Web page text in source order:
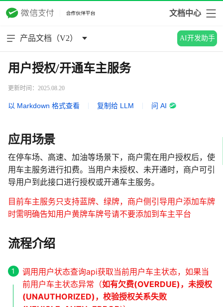
文档中心
产品文档（V2） AI开发助手
用户授权/开通车主服务
更新时间：2025.08.20
以 Markdown 格式查看 复制给 LLM 问 AI
应用场景
在停车场、高速、加油等场景下，商户需在用户授权后，使
用车主服务进行扣费。当用户未授权、未开通时，商户可引
导用户到此接口进行授权或开通车主服务。
目前车主服务只支持蓝牌、绿牌，商户侧引导用户添加车牌
时需明确告知用户黄牌车牌号请不要添加到车主平台
流程介绍
调用用户状态查询api获取当前用户车主状态，如果当
前用户车主状态异常（如有欠费(OVERDUE)，未授权
(UNAUTHORIZED)，校验授权关系失败